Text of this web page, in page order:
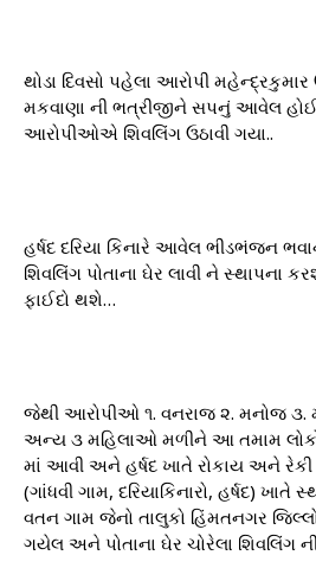
થોડા દિવસો પહેલા આરોપી
મકવાણા ની ભત્રીજીને સપનું આવેલ
આરોપીઓએ શિવલિંગ ઉઠાવી ગયા..
હર્ષદ દરિયા કિનારે આવેલ ભીડભંજન
શિવલિંગ પોતાના ઘેર લાવી ને સ્થાપના
ફાઈદો થશે…
જેથી આરોપીઓ ૧. વનરાજ ૨. મનોજ
અન્ય ૩ મહિલાઓ મળીને આ તમામ
માં આવી અને હર્ષદ ખાતે રોકાય અને
(ગાંધવી ગામ, દરિયાકિનારો, હર્ષદ) ખાતે
વતન ગામ જેનો તાલુકો હિંમતનગર
ગયેલ અને પોતાના ઘેર ચોરેલા શિવલિંગ